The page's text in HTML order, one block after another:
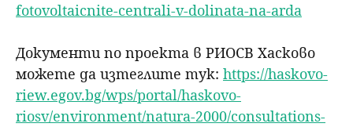
fotovoltaicnite-centrali-v-dolinata-na-arda
Документи по проекта в РИОСВ Хасково
можете да изтеглите тук: https://haskovo-
riew.egov.bg/wps/portal/haskovo-
riosv/environment/natura-2000/consultations-